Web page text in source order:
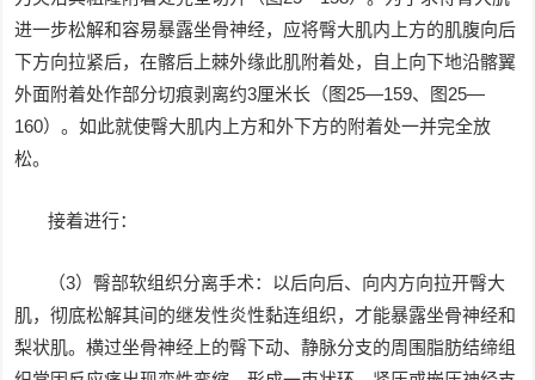
进一步松解和容易暴露坐骨神经，应将臀大肌内上方的肌腹向后
下方向拉紧后，在髂后上棘外缘此肌附着处，自上向下地沿髂翼
外面附着处作部分切痕剥离约3厘米长（图25—159、图25—
160）。如此就使臀大肌内上方和外下方的附着处一并完全放
松。
接着进行：
（3）臀部软组织分离手术：以后向后、向内方向拉开臀大
肌，彻底松解其间的继发性炎性黏连组织，才能暴露坐骨神经和
梨状肌。横过坐骨神经上的臀下动、静脉分支的周围脂肪结缔组